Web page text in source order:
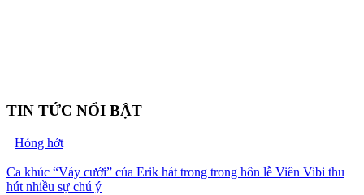
TIN TỨC NỔI BẬT
Hóng hớt
Ca khúc “Váy cưới” của Erik hát trong trong hôn lễ Viên Vibi thu
hút nhiều sự chú ý